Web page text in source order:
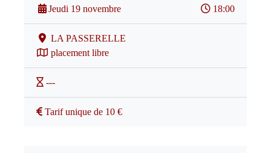
Jeudi 19 novembre 18:00
LA PASSERELLE
placement libre
---
Tarif unique de 10 €